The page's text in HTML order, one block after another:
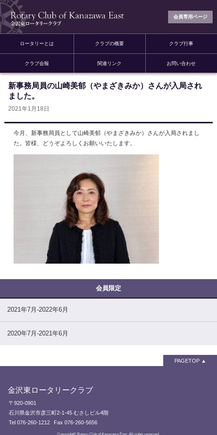
会員専用ページ
ロータリーとは クラブの概要 クラブ行事
クラブ会報 関連リンク お問い合わせ
新事務局員の山崎美郁（やまざきみか）さんが入局され
ました。
2021年1月18日
今月、新事務局員として山崎美郁（やまざきみか）さんが入局されまし
た。皆様、どうぞよろしくお願いいたします。
2021年7月-2022年6月
2020年7月-2021年6月
PAGETOP
金沢東ロータリークラブ
〒920-0901
石川県金沢市彦三町2-1-45 むさしビル4階
Tel 076-260-1212
Fax 076-260-5656